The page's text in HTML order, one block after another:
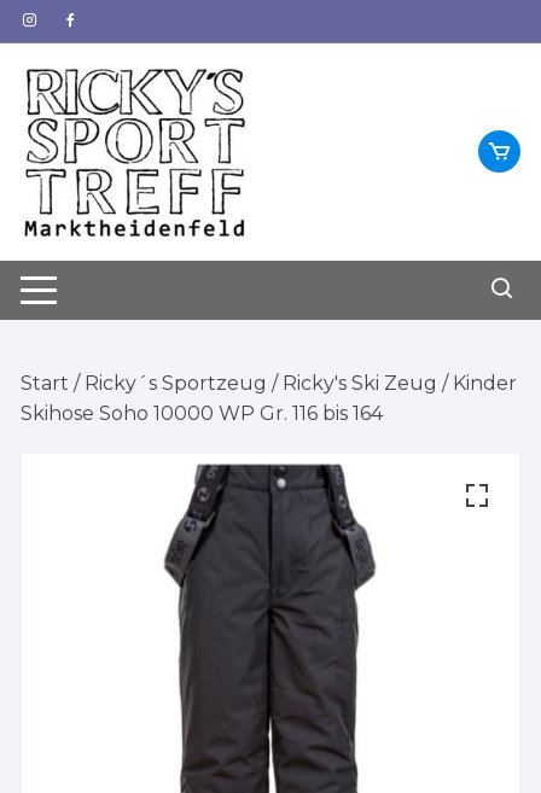
Zum
Inhalt
springen
Start / Ricky´s Sportzeug / Ricky's Ski Zeug / Kinder
Skihose Soho 10000 WP Gr. 116 bis 164